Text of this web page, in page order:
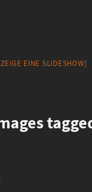
EINE SLIDESHOW]